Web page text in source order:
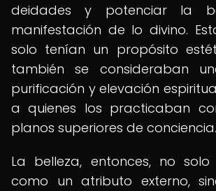
deidades y potenciar la
manifestación de lo divino.
solo tenían un propósito
también se consideraban
purificación y elevación
a quienes los practicaban
planos superiores de conciencia.
La belleza, entonces, no
como un atributo externo,